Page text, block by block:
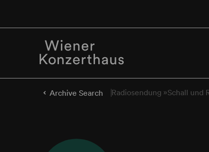
Archive Search Radiosendung »Schall und